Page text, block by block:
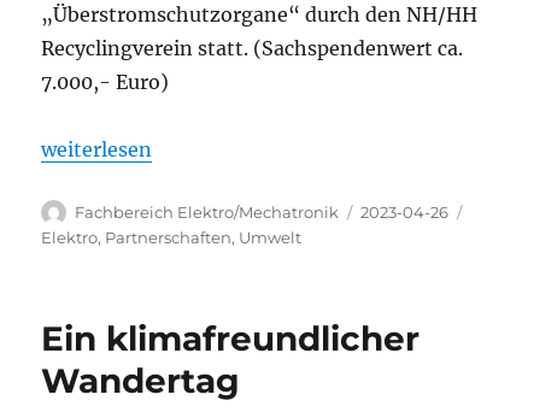
„Überstromschutzorgane“ durch den NH/HH
Recyclingverein statt. (Sachspendenwert ca.
7.000,- Euro)
„SBSZ erhält Lernzirkelwagen
weiterlesen
Autor
Fachbereich Elektro/Mechatronik
Veröffentlicht
2023-04-26
Elektro, Partnerschaften, Umwelt
Ein klimafreundlicher
Wandertag